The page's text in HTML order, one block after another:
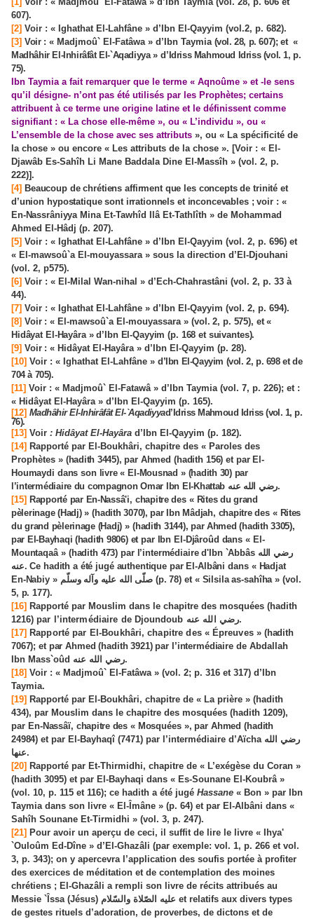
607).
[2] Voir : « Ighathat El-Lahfâne » d’Ibn El-Qayyim (vol.2, p. 682).
[3] Voir : « Madjmoû` El-Fatâwa » d’Ibn Taymia (vol. 28, p. 607); et «
Madhâhir El-Inhirâfât El-`Aqadiyya»d’Idriss Mahmoud Idriss (vol. 1, p.
75).
Ibn Taymia a fait remarquer que le terme « Aqnoûme » et ‑le sens
qu’il désigne‑ n’ont pas été utilisés par les Prophètes; certains
attribuent à ce terme une origine latine et le définissent comme
signifiant : « La chose elle-même », ou « L’individu », ou «
L’ensemble de la chose avec ses attributs », ou « La spécificité de
la chose » ou encore « Les attributs de la chose ». [Voir : « El-
Djawâb Es-Sahîh Li Mane Baddala Dine El-Massîh » (vol. 2, p.
222)].
[4] Beaucoup de chrétiens affirment que les concepts de trinité et
d’union hypostatique sont irrationnels et inconcevables ; voir : «
En-NassrâniyyaMina Et-Tawhîd Ilâ Et-Tathlîth » de Mohammad
Ahmed El-Hâdj (p. 207).
[5] Voir : « Ighathat El-Lahfâne » d’Ibn El-Qayyim (vol. 2, p. 696) et
« El-mawsoû`a El-mouyassara » sous la direction d’El-Djouhani
(vol. 2, p575).
[6] Voir : « El-Milal Wan-nihal » d’Ech-Chahrastâni (vol. 2, p. 33 à
44).
[7] Voir : « Ighathat El-Lahfâne » d’Ibn El-Qayyim (vol. 2, p. 694).
[8] Voir : « El-mawsoû`a El-mouyassara »(vol. 2, p. 575), et «
Hidâyat El-Hayâra » d’Ibn El-Qayyim (p. 168 et suivantes).
[9] Voir : « Hidâyat El-Hayâra » d’Ibn El-Qayyim (p. 28).
[10] Voir : « Ighathat El-Lahfâne » d’Ibn El-Qayyim (vol. 2, p. 698 et de
704 à 705).
[11] Voir : « Madjmoû` El-Fatawâ » d’Ibn Taymia (vol. 7, p. 226); et :
« Hidâyat El-Hayâra » d’Ibn El-Qayyim (p. 165).
[12] Madhâhir El-Inhirâfât El-`Aqadiyyad’Idriss Mahmoud Idriss (vol. 1, p.
76).
[13] Voir : Hidâyat El-Hayâra d’Ibn El-Qayyim (p. 182).
[14] Rapporté par El-Boukhâri, chapitre des « Paroles des
Prophètes » (hadith 3445), par Ahmed (hadith 156) et par El-
Houmaydi dans son livre« El-Mousnad » (hadith 30) par
l’intermédiaire du compagnon Omar Ibn El-Khattab رضي الله عنه.
[15] Rapporté par En-Nassâ'i, chapitre des« Rites du grand
pèlerinage (Hadj)»(hadith 3070), par Ibn Mâdjah, chapitre des« Rites
du grand pèlerinage (Hadj) »(hadith 3144), par Ahmed (hadith 3305),
par El-Bayhaqi (hadith 9806) et par Ibn El-Djâroûd dans « El-
Mountaqaâ» (hadith 473) par l’intermédiaire d'Ibn `Abbâs رضي الله
عنه. Ce hadith a été jugé authentique par El-Albâni dans « Hadjat
En-Nabiy» صلّى الله عليه وآله وسلّم (p. 78) et « Silsila as-sahîha»(vol.
5, p. 177).
[16] Rapporté par Mouslim dans le chapitre des mosquées (hadith
1216) par l’intermédiaire de Djoundoub رضي الله عنه.
[17] Rapporté par El-Boukhâri,chapitre des« Épreuves» (hadith
7067); et par Ahmed (hadith 3921) par l’intermédiairede Abdallah
Ibn Mass`oûd رضي الله عنه.
[18] Voir : « Madjmoû` El-Fatâwa » (vol. 2; p. 316 et 317) d’Ibn
Taymia.
[19] Rapporté par El-Boukhâri, chapitre de « La prière » (hadith
434), par Mouslim dans le chapitre des mosquées (hadith 1209),
par En-Nassâï, chapitre des« Mosquées», par Ahmed (hadith
24984) et par El-Bayhaqî (7471) par l’intermédiaire d’Aïcha رضي الله
عنها.
[20] Rapporté par Et-Thirmidhi, chapitre de « L’exégèse du Coran »
(hadith 3095) et par El-Bayhaqi dans « Es-Sounane El-Koubrâ »
(vol. 10, p. 115 et 116); ce hadith a été jugé Hassane « Bon » par Ibn
Taymia dans son livre « El-Îmâne » (p. 64) et par El-Albâni dans «
Sahîh Sounane Et-Tirmidhi » (vol. 3, p. 247).
[21] Pour avoir un aperçu de ceci, il suffit de lire le livre « Ihya'
`Ouloûm Ed-Dîne » d’El-Ghazâli (par exemple: vol. 1, p. 266 et vol.
3, p. 343); on y apercevra l’application des soufis portée à profiter
des exercices de méditation et de contemplation des moines
chrétiens ; El-Ghazâli a rempli son livre de récits attribués au
Messie `Îssa (Jésus) عليه الصّلاة والسّلام et relatifs aux divers types
de gestes rituels d’adoration, de proverbes, de dictons et de